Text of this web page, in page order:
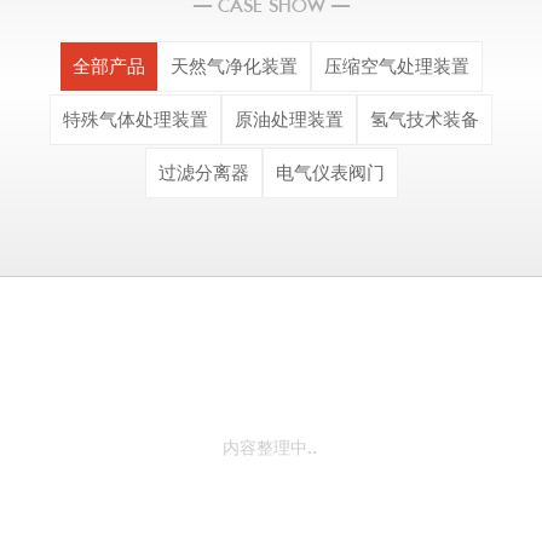
— CASE SHOW —
全部产品 天然气净化装置 压缩空气处理装置
特殊气体处理装置 原油处理装置 氢气技术装备
过滤分离器 电气仪表阀门
内容整理中..